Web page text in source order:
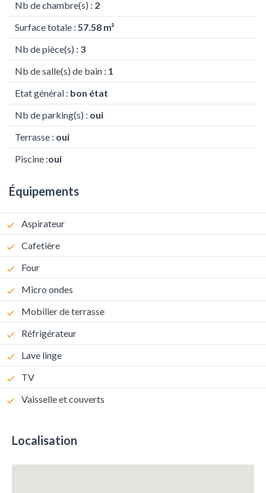
Nb de chambre(s) : 2
Surface totale : 57.58 m²
Nb de pièce(s) : 3
Nb de salle(s) de bain : 1
Etat général : bon état
Nb de parking(s) : oui
Terrasse : oui
Piscine :oui
Équipements
Aspirateur
Cafetière
Four
Micro ondes
Mobilier de terrasse
Réfrigérateur
Lave linge
TV
Vaisselle et couverts
Localisation